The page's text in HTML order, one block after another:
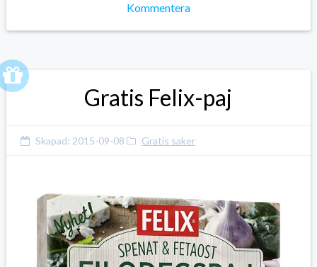
Kommentera
Gratis Felix-paj
Skapad: 2015-09-08 Gratis saker